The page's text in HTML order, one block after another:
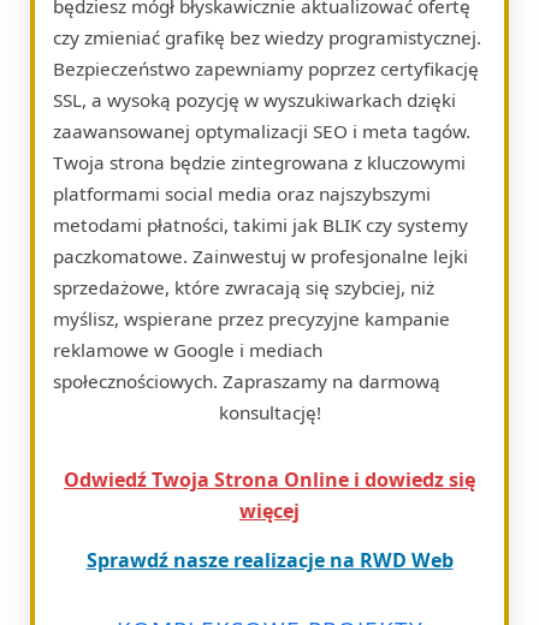
będziesz mógł błyskawicznie aktualizować ofertę
czy zmieniać grafikę bez wiedzy programistycznej.
Bezpieczeństwo zapewniamy poprzez certyfikację
SSL, a wysoką pozycję w wyszukiwarkach dzięki
zaawansowanej optymalizacji SEO i meta tagów.
Twoja strona będzie zintegrowana z kluczowymi
platformami social media oraz najszybszymi
metodami płatności, takimi jak BLIK czy systemy
paczkomatowe. Zainwestuj w profesjonalne lejki
sprzedażowe, które zwracają się szybciej, niż
myślisz, wspierane przez precyzyjne kampanie
reklamowe w Google i mediach
społecznościowych. Zapraszamy na darmową
konsultację!
Odwiedź Twoja Strona Online i dowiedz się
więcej
Sprawdź nasze realizacje na RWD Web